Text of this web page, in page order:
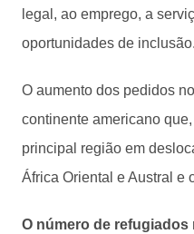
legal, ao emprego, a
oportunidades de inclusão.
O aumento dos pedidos
continente americano
principal região em
África Oriental e Austral e
O número de